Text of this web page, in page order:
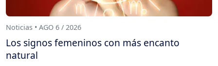
Noticias • AGO 6 / 2026
Los signos femeninos con más encanto
natural